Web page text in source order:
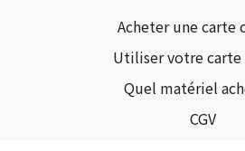
Acheter une carte
Utiliser votre carte
Quel matériel
CGV